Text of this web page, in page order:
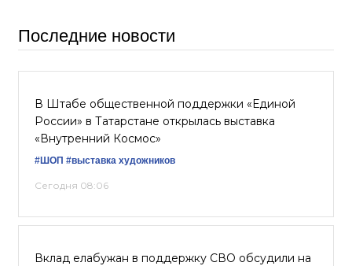
Последние новости
В Штабе общественной поддержки «Единой
России» в Татарстане открылась выставка
«Внутренний Космос»
#ШОП #выставка художников
Сегодня 08:06
Вклад елабужан в поддержку СВО обсудили на